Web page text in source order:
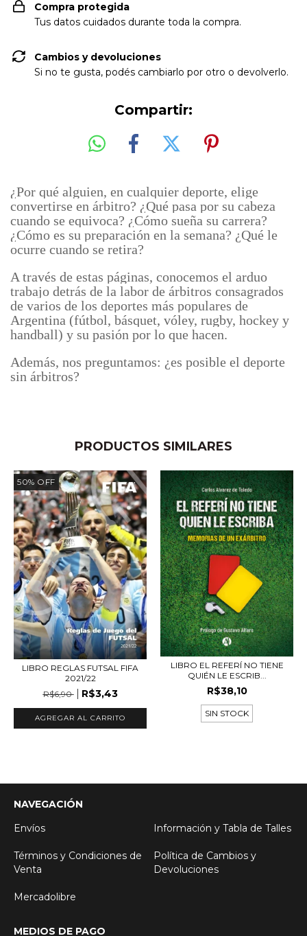
Compra protegida
Tus datos cuidados durante toda la compra.
Cambios y devoluciones
Si no te gusta, podés cambiarlo por otro o devolverlo.
Compartir:
¿Por qué alguien, en cualquier deporte, elige
convertirse en árbitro? ¿Qué pasa por su cabeza
cuando se equivoca? ¿Cómo sueña su carrera?
¿Cómo es su preparación en la semana? ¿Qué le
ocurre cuando se retira?
A través de estas páginas, conocemos el arduo
trabajo detrás de la labor de árbitros consagrados
de varios de los deportes más populares de
Argentina (fútbol, básquet, vóley, rugby, hockey y
handball) y su pasión por lo que hacen.
Además, nos preguntamos: ¿es posible el deporte
sin árbitros?
PRODUCTOS SIMILARES
50% OFF
LIBRO REGLAS FUTSAL FIFA
2021/22
R$6,90
R$3,43
LIBRO EL REFERÍ NO TIENE
QUIÉN LE ESCRIB...
R$38,10
SIN STOCK
NAVEGACIÓN
Envíos
Información y Tabla de Talles
Términos y Condiciones de
Venta
Política de Cambios y
Devoluciones
Mercadolibre
MEDIOS DE PAGO